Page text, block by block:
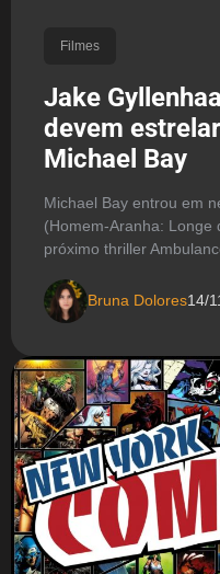
Filmes
Jake
devem
Michael Bay
Michael Bay entrou em
(Homem-Aranha: Longe
próximo thriller
Bruna Dolores14/